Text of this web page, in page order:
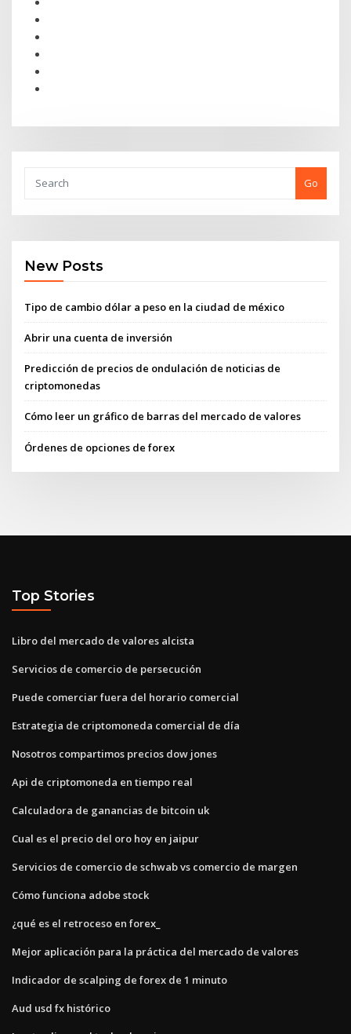
Go
New Posts
Tipo de cambio dólar a peso en la ciudad de méxico
Abrir una cuenta de inversión
Predicción de precios de ondulación de noticias de
criptomonedas
Cómo leer un gráfico de barras del mercado de valores
Órdenes de opciones de forex
Top Stories
Libro del mercado de valores alcista
Servicios de comercio de persecución
Puede comerciar fuera del horario comercial
Estrategia de criptomoneda comercial de día
Nosotros compartimos precios dow jones
Api de criptomoneda en tiempo real
Calculadora de ganancias de bitcoin uk
Cual es el precio del oro hoy en jaipur
Servicios de comercio de schwab vs comercio de margen
Cómo funciona adobe stock
¿qué es el retroceso en forex_
Mejor aplicación para la práctica del mercado de valores
Indicador de scalping de forex de 1 minuto
Aud usd fx histórico